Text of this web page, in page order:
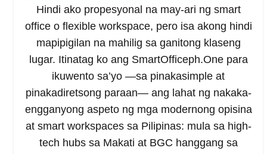
Hindi ako propesyonal na may-ari ng smart
office o flexible workspace, pero isa akong hindi
mapipigilan na mahilig sa ganitong klaseng
lugar. Itinatag ko ang SmartOfficeph.One para
ikuwento sa’yo —sa pinakasimple at
pinakadiretsong paraan— ang lahat ng nakaka-
engganyong aspeto ng mga modernong opisina
at smart workspaces sa Pilipinas: mula sa high-
tech hubs sa Makati at BGC hanggang sa